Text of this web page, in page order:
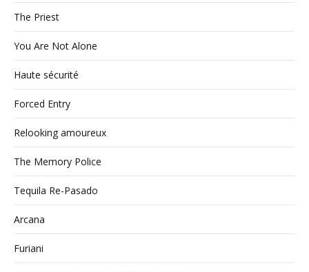
The Priest
You Are Not Alone
Haute sécurité
Forced Entry
Relooking amoureux
The Memory Police
Tequila Re-Pasado
Arcana
Furiani